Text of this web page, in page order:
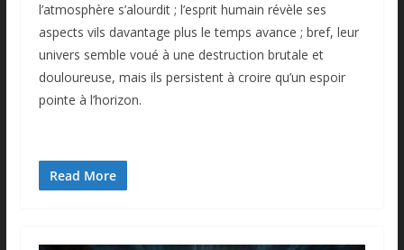
l’atmosphère s’alourdit ; l’esprit humain révèle ses
aspects vils davantage plus le temps avance ; bref, leur
univers semble voué à une destruction brutale et
douloureuse, mais ils persistent à croire qu’un espoir
pointe à l’horizon.
Read More